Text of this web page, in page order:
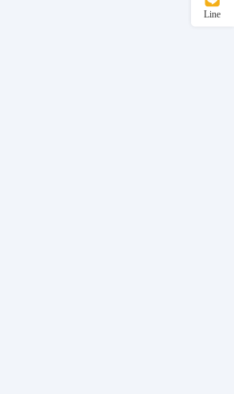
Line